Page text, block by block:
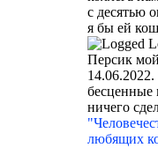
с десятью
я бы ей
Персик
бесценные
ничего
любящих